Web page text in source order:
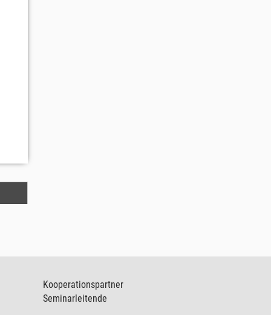
Kooperationspartner
Seminarleitende